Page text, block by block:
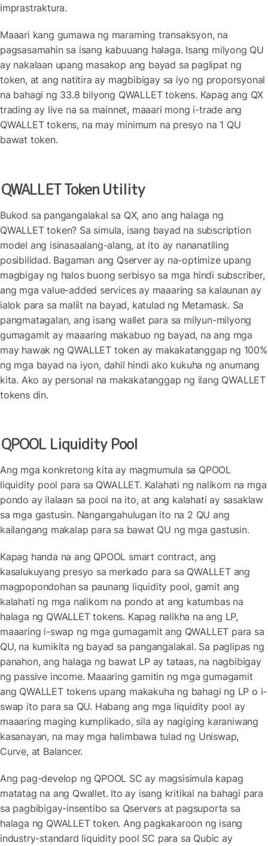
imprastraktura.
Maaari kang gumawa ng maraming transaksyon, na
pagsasamahin sa isang kabuuang halaga. Isang milyong QU
ay nakalaan upang masakop ang bayad sa paglipat ng
token, at ang natitira ay magbibigay sa iyo ng proporsyonal
na bahagi ng 33.8 bilyong QWALLET tokens. Kapag ang QX
trading ay live na sa mainnet, maaari mong i-trade ang
QWALLET tokens, na may minimum na presyo na 1 QU
bawat token.
QWALLET Token Utility
Bukod sa pangangalakal sa QX, ano ang halaga ng
QWALLET token? Sa simula, isang bayad na subscription
model ang isinasaalang-alang, at ito ay nananatiling
posibilidad. Bagaman ang Qserver ay na-optimize upang
magbigay ng halos buong serbisyo sa mga hindi subscriber,
ang mga value-added services ay maaaring sa kalaunan ay
ialok para sa maliit na bayad, katulad ng Metamask. Sa
pangmatagalan, ang isang wallet para sa milyun-milyong
gumagamit ay maaaring makabuo ng bayad, na ang mga
may hawak ng QWALLET token ay makakatanggap ng 100%
ng mga bayad na iyon, dahil hindi ako kukuha ng anumang
kita. Ako ay personal na makakatanggap ng ilang QWALLET
tokens din.
QPOOL Liquidity Pool
Ang mga konkretong kita ay magmumula sa QPOOL
liquidity pool para sa QWALLET. Kalahati ng nalikom na mga
pondo ay ilalaan sa pool na ito, at ang kalahati ay sasaklaw
sa mga gastusin. Nangangahulugan ito na 2 QU ang
kailangang makalap para sa bawat QU ng mga gastusin.
Kapag handa na ang QPOOL smart contract, ang
kasalukuyang presyo sa merkado para sa QWALLET ang
magpopondohan sa paunang liquidity pool, gamit ang
kalahati ng mga nalikom na pondo at ang katumbas na
halaga ng QWALLET tokens. Kapag nalikha na ang LP,
maaaring i-swap ng mga gumagamit ang QWALLET para sa
QU, na kumikita ng bayad sa pangangalakal. Sa paglipas ng
panahon, ang halaga ng bawat LP ay tataas, na nagbibigay
ng passive income. Maaaring gamitin ng mga gumagamit
ang QWALLET tokens upang makakuha ng bahagi ng LP o i-
swap ito para sa QU. Habang ang mga liquidity pool ay
maaaring maging kumplikado, sila ay nagiging karaniwang
kasanayan, na may mga halimbawa tulad ng Uniswap,
Curve, at Balancer.
Ang pag-develop ng QPOOL SC ay magsisimula kapag
matatag na ang Qwallet. Ito ay isang kritikal na bahagi para
sa pagbibigay-insentibo sa Qservers at pagsuporta sa
halaga ng QWALLET token. Ang pagkakaroon ng isang
industry-standard liquidity pool SC para sa Qubic ay